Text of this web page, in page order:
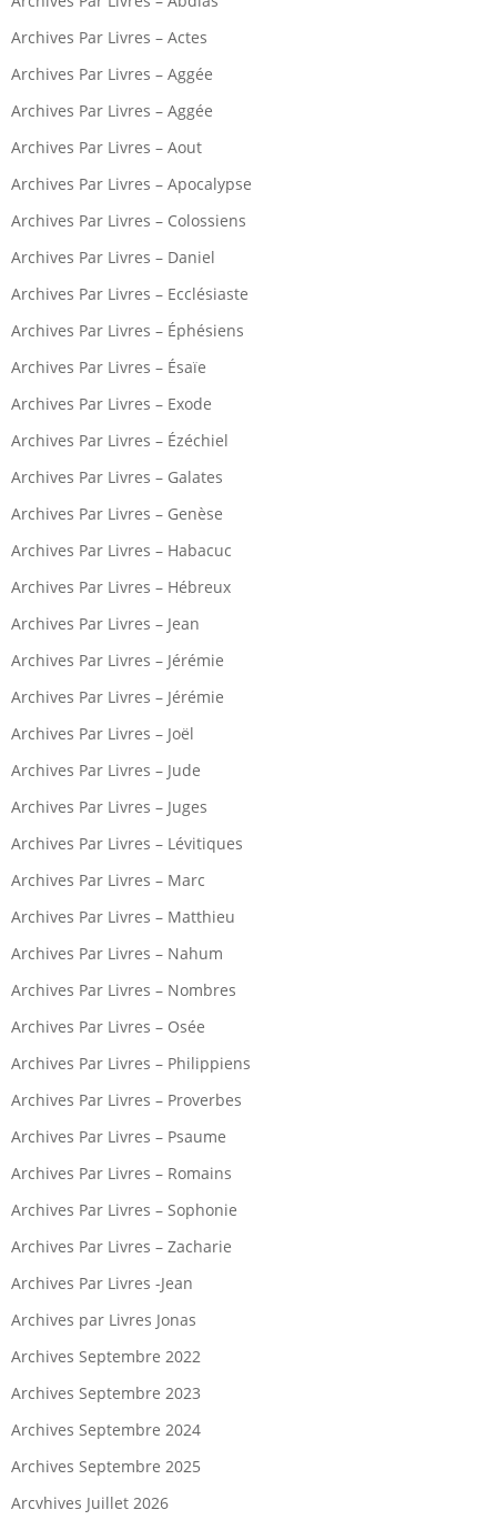
Archives Par Livres – Actes
Archives Par Livres – Aggée
Archives Par Livres – Aggée
Archives Par Livres – Aout
Archives Par Livres – Apocalypse
Archives Par Livres – Colossiens
Archives Par Livres – Daniel
Archives Par Livres – Ecclésiaste
Archives Par Livres – Éphésiens
Archives Par Livres – Ésaïe
Archives Par Livres – Exode
Archives Par Livres – Ézéchiel
Archives Par Livres – Galates
Archives Par Livres – Genèse
Archives Par Livres – Habacuc
Archives Par Livres – Hébreux
Archives Par Livres – Jean
Archives Par Livres – Jérémie
Archives Par Livres – Jérémie
Archives Par Livres – Joël
Archives Par Livres – Jude
Archives Par Livres – Juges
Archives Par Livres – Lévitiques
Archives Par Livres – Marc
Archives Par Livres – Matthieu
Archives Par Livres – Nahum
Archives Par Livres – Nombres
Archives Par Livres – Osée
Archives Par Livres – Philippiens
Archives Par Livres – Proverbes
Archives Par Livres – Psaume
Archives Par Livres – Romains
Archives Par Livres – Sophonie
Archives Par Livres – Zacharie
Archives Par Livres -Jean
Archives par Livres Jonas
Archives Septembre 2022
Archives Septembre 2023
Archives Septembre 2024
Archives Septembre 2025
Arcvhives Juillet 2026